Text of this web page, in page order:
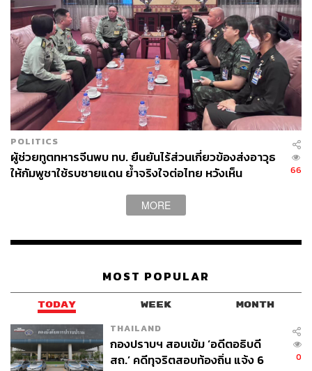
บันทึกภาพที่มีความละเอียดราว 0.7 เมตร ซึ่งแสดงพื้นที่ลง
จอดที่ถูกคัดเลือกไว้มีภูมิประเทศซับซ้อน ทั้งหินและปล่อง
ภูเขาไฟมากกว่าที่คาดการณ์ไว้
ภาพ: Raymond Cassel / Shutterstock
พิสูจน์อักษร: ลักษณ์นารา พักตร์เพียงจันทร์
อ้างอิง:
http://www.xinhuanet.com/english/2021-05/15/c_139
946918.htm
https://www.theguardian.com/science/2021/may/15/c
hina-lands-unmanned-spacecraft-on-mars?
https://www.theguardian.com/science/2021/jan/10/th
e-five-space-missions-for-202 1
cess-tianwen-1-zhurong
ดาวอังคาร
องค์การบริหารอวกาศแห่งชาติจีน (CNSA)
China
POLITICS
ผู้ช่วยทูตทหารจีนพบ ทบ. ยืนยันไร้ส่วนเกี่ยวข้องส่งอาวุธ
ให้กัมพูชาใช้รบชายแดน ย้ำจริงใจต่อไทย หวังเห็น
66
MORE
MOST POPULAR
TODAY WEEK MONTH
THAILAND
กองปราบฯ สอบเข้ม ‘อดีตอธิบดี
สถ.’ คดีทุจริตสอบท้องถิ่น แจ้ง 6
0